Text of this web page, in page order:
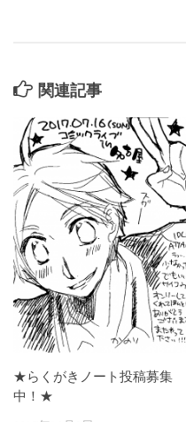
関連記事
★らくがきノート投稿募集
中！★